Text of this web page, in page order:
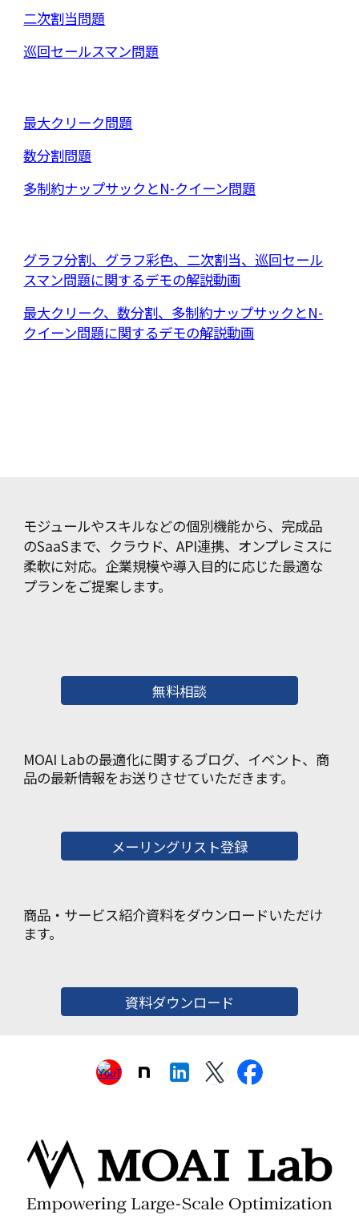
二次割当問題
巡回セールスマン問題
最大クリーク問題
数分割問題
多制約ナップサックとN-クイーン問題
グラフ分割、グラフ彩色、二次割当、巡回セール
スマン問題に関するデモの解説動画
最大クリーク、数分割、多制約ナップサックとN-
クイーン問題に関するデモの解説動画
モジュールやスキルなどの個別機能から、完成品
のSaaSまで、クラウド、API連携、オンプレミスに
柔軟に対応。企業規模や導入目的に応じた最適な
プランをご提案します。
無料相談
MOAI Labの最適化に関するブログ、イベント、商
品の最新情報をお送りさせていただきます。
メーリングリスト登録
商品・サービス紹介資料をダウンロードいただけ
ます。
資料ダウンロード